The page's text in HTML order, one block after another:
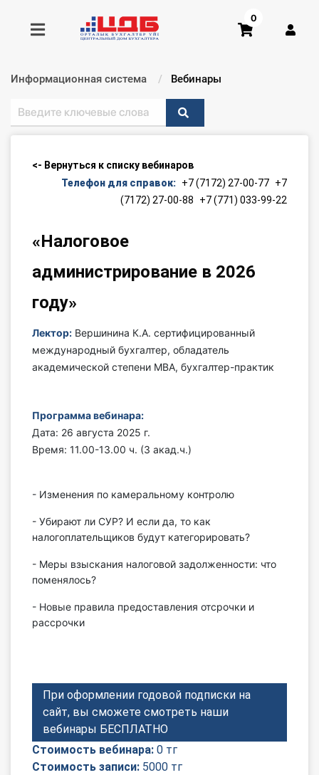
Получить консультацию
Главная ИС
Консультации
Правовая база
Библиотека бухгалтера
Инструменты
Вебинары
Справочник бухгалтера
Участник ВЭД
Учет по отраслям
Юридический помощник
Интернет-магазин
Обучение
Тарифы
Тестирование для
бухгалтера
0
Информационная система Текущий:
Вебинары
<- Вернуться к списку вебинаров
Телефон для справок: +7 (7172) 27-00-77 +7
(7172) 27-00-88
+7 (771) 033-99-22
«Налоговое
администрирование в 2026
году»
Лектор: Вершинина К.А. сертифицированный
международный бухгалтер, обладатель
академической степени МВА, бухгалтер-практик
Программа вебинара:
Дата: 26 августа 2025 г.
Время: 11.00-13.00 ч. (3 акад.ч.)
- Изменения по камеральному контролю
- Убирают ли СУР? И если да, то как
налогоплательщиков будут категорировать?
- Меры взыскания налоговой задолженности: что
поменялось?
- Новые правила предоставления отсрочки и
рассрочки
При оформлении годовой подписки на
сайт, вы сможете смотреть наши
вебинары БЕСПЛАТНО
Стоимость вебинара: 0 тг
Стоимость записи: 5000 тг